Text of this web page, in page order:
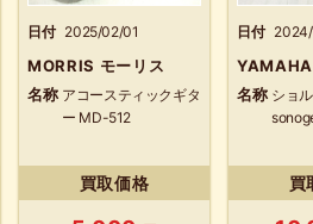
日付 2025/02/01
MORRIS モーリス
名称 アコースティックギタ
ー MD-512
買取価格
日付 2024/
名称 ショ
買